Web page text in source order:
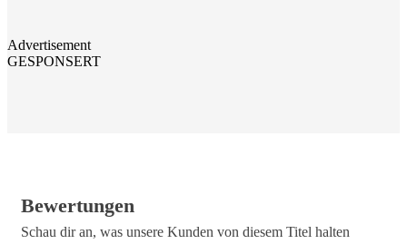
Advertisement
GESPONSERT
Bewertungen
Schau dir an, was unsere Kunden von diesem Titel halten